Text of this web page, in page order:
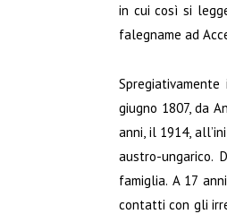
in cui così si
falegname ad
giugno 1807, da
anni, il 1914,
austro-
famiglia. A 17
contatti con gli